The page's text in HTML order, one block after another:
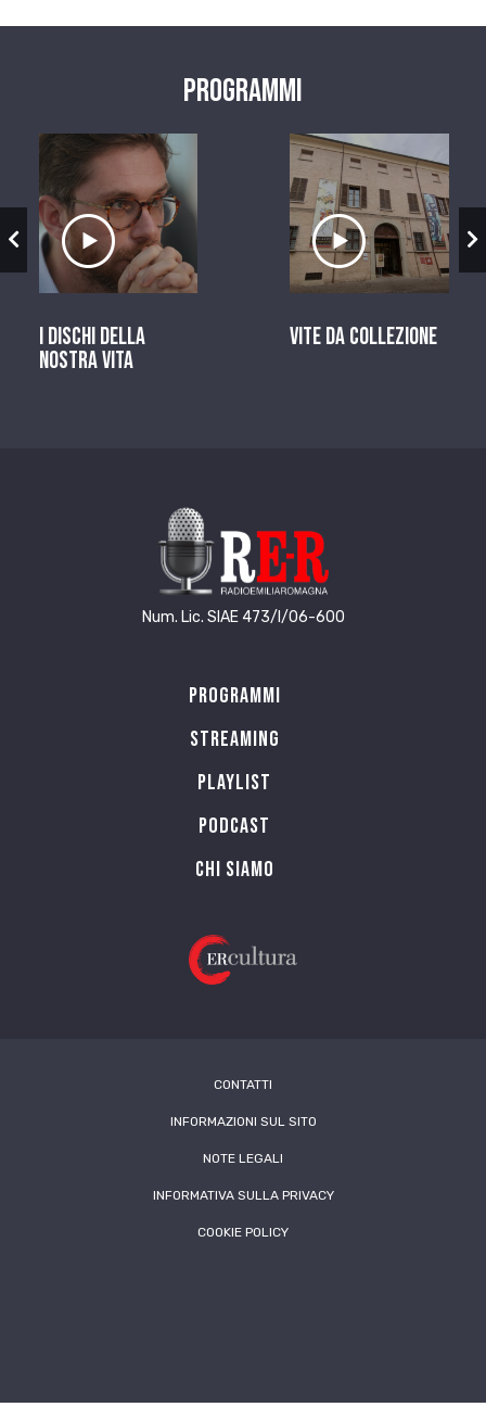
Programmi
Ascolta il servizio
I dischi della
nostra vita
Ascolta il
Vite da Collezione
Num. Lic. SIAE 473/I/06-600
Programmi
Streaming
Playlist
PODCAST
Chi siamo
CONTATTI
INFORMAZIONI SUL SITO
NOTE LEGALI
INFORMATIVA SULLA PRIVACY
COOKIE POLICY